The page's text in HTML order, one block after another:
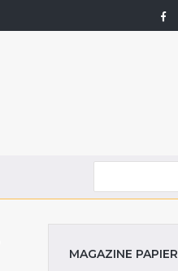
MAGAZINE PAPIER